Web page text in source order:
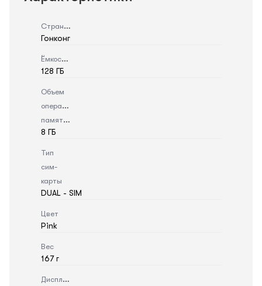
Страна
Гонконг
Ёмкость
128 ГБ
Объем
оперативной
памяти
8 ГБ
Тип
сим-
карты
DUAL - SIM
Цвет
Pink
Вес
167 г
Дисплей